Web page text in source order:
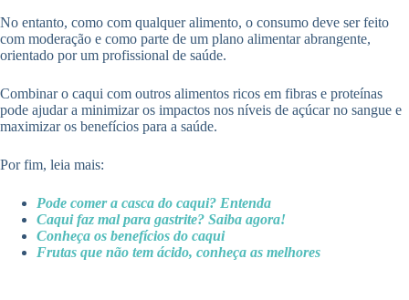
No entanto, como com qualquer alimento, o consumo deve ser feito
com moderação e como parte de um plano alimentar abrangente,
orientado por um profissional de saúde.
Combinar o caqui com outros alimentos ricos em fibras e proteínas
pode ajudar a minimizar os impactos nos níveis de açúcar no sangue e
maximizar os benefícios para a saúde.
Por fim, leia mais:
Pode comer a casca do caqui? Entenda
Caqui faz mal para gastrite? Saiba agora!
Conheça os benefícios do caqui
Frutas que não tem ácido, conheça as melhores